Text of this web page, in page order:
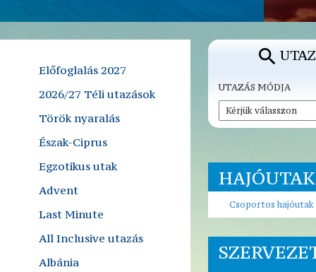
Előfoglalás 2027
2026/27 Téli utazások
Török nyaralás
Észak-Ciprus
Egzotikus utak
Advent
Last Minute
All Inclusive utazás
Albánia
UTAZÁS MÓDJA
HAJÓUTAK
Csoportos hajóutak